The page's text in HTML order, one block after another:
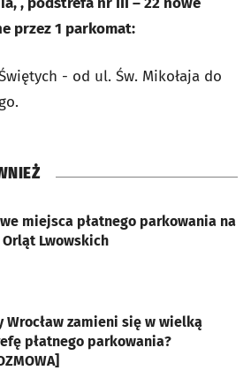
przez 1 parkomat:
- od ul. Św. Mikołaja do
miejsca płatnego parkowania na
Lwowskich
Wrocław zamieni się w wielką
płatnego parkowania?